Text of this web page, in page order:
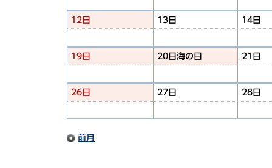
12日 13日 14日
19日 20日 海の日 21日
26日 27日 28日
前月